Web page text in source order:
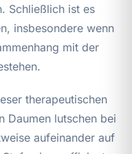
Schließlich ist es
insbesondere wenn
mit der
therapeutischen
Daumen lutschen bei
aufeinander auf